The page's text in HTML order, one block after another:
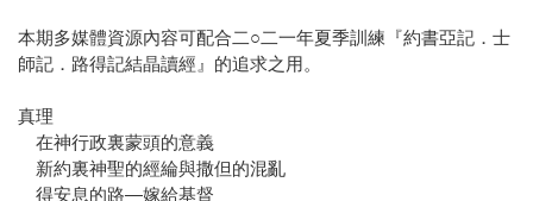
本期多媒體資源內容可配合二○二一年夏季訓練『約書亞記．士
師記．路得記結晶讀經』的追求之用。
真理
在神行政裏蒙頭的意義
新約裏神聖的經綸與撒但的混亂
得安息的路—嫁給基督